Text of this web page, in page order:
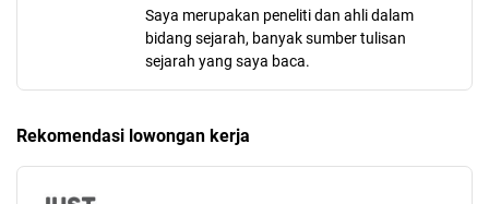
Saya merupakan peneliti dan ahli dalam
bidang sejarah, banyak sumber tulisan
sejarah yang saya baca.
Rekomendasi lowongan kerja